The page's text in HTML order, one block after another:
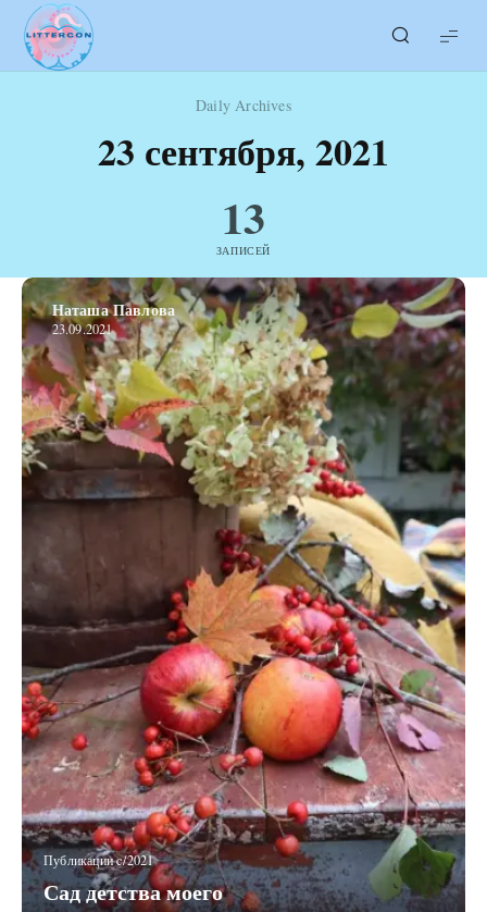
LITTERcon
Daily Archives
23 сентября, 2021
13
ЗАПИСЕЙ
Публикации c/2021
Сад детства моего
Наташа Павлова
23.09.2021